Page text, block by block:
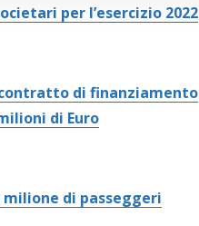
per l’esercizio 2022
di finanziamento
di Euro
di passeggeri